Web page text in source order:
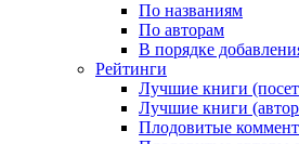
По названиям
По авторам
В порядке
Рейтинги
Лучшие книги
Лучшие книги
Плодовитые